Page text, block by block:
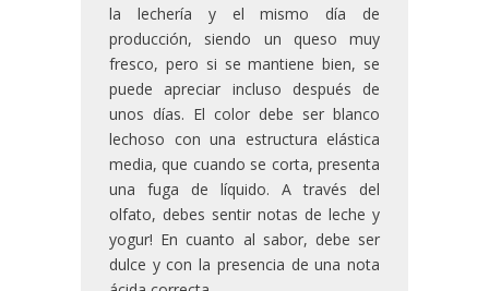
la lechería y el mismo día de
producción, siendo un queso muy
fresco, pero si se mantiene bien, se
puede apreciar incluso después de
unos días. El color debe ser blanco
lechoso con una estructura elástica
media, que cuando se corta, presenta
una fuga de líquido. A través del
olfato, debes sentir notas de leche y
yogur! En cuanto al sabor, debe ser
dulce y con la presencia de una nota